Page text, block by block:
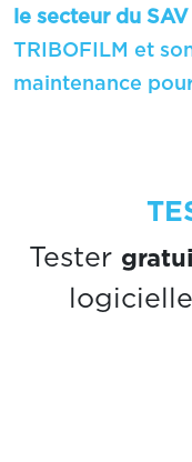
le secteur du SAV
TRIBOFILM et
maintenance
Tester